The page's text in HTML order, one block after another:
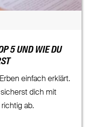
5 UND WIE DU
einfach erklärt.
dich mit
richtig ab.